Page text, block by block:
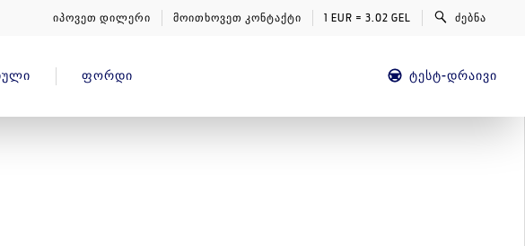
იპოვეთ დილერი მოითხოვეთ კონტაქტი 1 EUR = 3.02 GEL ძებნა
ᲤᲝᲠᲓᲘ ᲢᲔᲡᲢ-ᲓᲠᲐᲘᲕᲘ